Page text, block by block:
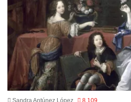
Sandra Antúnez López 8.109